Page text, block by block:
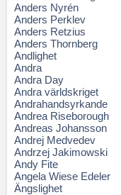
Anders Nyrén
Anders Perklev
Anders Retzius
Anders Thornberg
Andlighet
Andra
Andra Day
Andra världskriget
Andrahandsyrkande
Andrea Riseborough
Andreas Johansson
Andrej Medvedev
Andrzej Jakimowski
Andy Fite
Angela Wiese Edeler
Ängslighet